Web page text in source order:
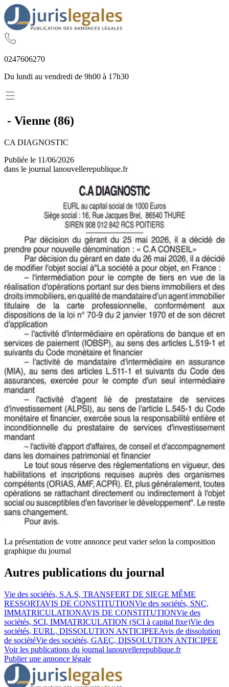
0247606270
Du lundi au vendredi de 9h00 à 17h30
- Vienne (86)
CA DIAGNOSTIC
Publiée le 11/06/2026
dans le journal lanouvellerepublique.fr
La présentation de votre annonce peut varier selon la composition
graphique du journal
Autres publications du journal
Vie des sociétés, S.A.S, TRANSFERT DE SIEGE MÊME
RESSORTAVIS DE CONSTITUTIONVie des sociétés, SNC,
IMMATRICULATIONAVIS DE CONSTITUTIONVie des
sociétés, SCI, IMMATRICULATION (SCI à capital fixe)Vie des
sociétés, EURL, DISSOLUTION ANTICIPEEAvis de dissolution
de sociétéVie des sociétés, GAEC, DISSOLUTION ANTICIPEE
Voir les publications du journal lanouvellerepublique.fr
Publier une annonce légale